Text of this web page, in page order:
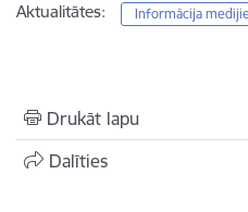
Aktualitātes: Informācija
Drukāt lapu
Dalīties